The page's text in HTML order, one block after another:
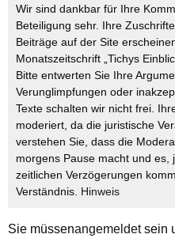
Wir sind dankbar für Ihre
Beteiligung sehr. Ihre
Beiträge auf der Site
Monatszeitschrift „Tichys
Bitte entwerten Sie Ihre
Verunglimpfungen oder
Texte schalten wir nicht frei.
moderiert, da die juristische
verstehen Sie, dass die
morgens Pause macht und es,
zeitlichen Verzögerungen
Verständnis. Hinweis
Sie müssenangemeldetsein